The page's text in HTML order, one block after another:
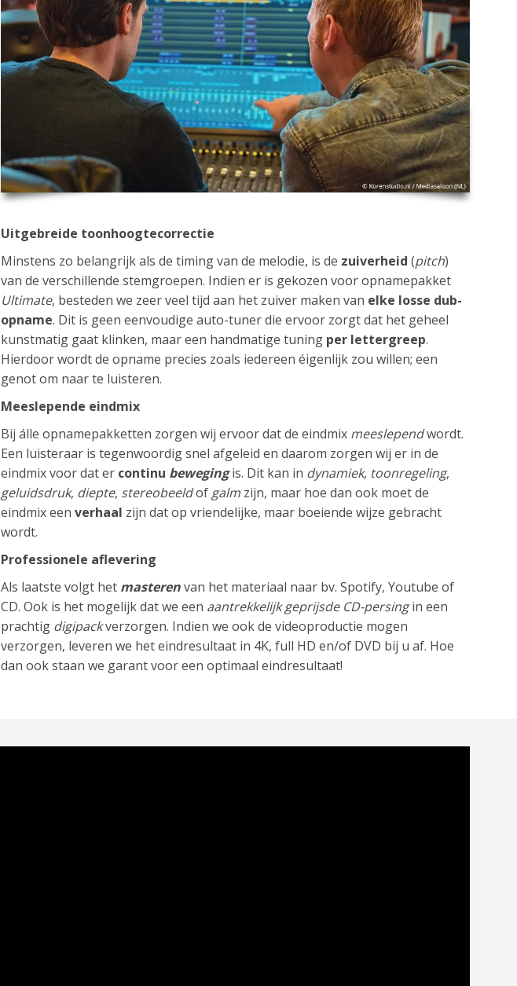
Uitgebreide toonhoogtecorrectie
Minstens zo belangrijk als de timing van de melodie, is de zuiverheid (pitch)
van de verschillende stemgroepen. Indien er is gekozen voor opnamepakket
Ultimate, besteden we zeer veel tijd aan het zuiver maken van elke losse dub-
opname. Dit is geen eenvoudige auto-tuner die ervoor zorgt dat het geheel
kunstmatig gaat klinken, maar een handmatige tuning per lettergreep.
Hierdoor wordt de opname precies zoals iedereen éigenlijk zou willen; een
genot om naar te luisteren.
Meeslepende eindmix
Bij álle opnamepakketten zorgen wij ervoor dat de eindmix meeslependwordt.
Een luisteraar is tegenwoordig snel afgeleid en daarom zorgen wij er in de
eindmix voor dat er continu bewegingis. Dit kan in dynamiek, toonregeling,
geluidsdruk, diepte, stereobeeldof galm zijn, maar hoe dan ook moet de
eindmix een verhaal zijn dat op vriendelijke, maar boeiende wijze gebracht
wordt.
Professionele aflevering
Als laatste volgt het masterenvan het materiaal naar bv. Spotify, Youtube of
CD. Ook is het mogelijk dat we een aantrekkelijk geprijsde CD-persingin een
prachtig digipackverzorgen. Indien we ook de videoproductie mogen
verzorgen, leveren we het eindresultaat in 4K, full HD en/of DVD bij u af. Hoe
dan ook staan we garant voor een optimaal eindresultaat!